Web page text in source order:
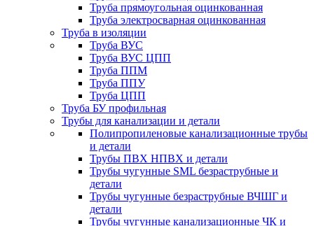
Труба прямоугольная оцинкованная
Труба электросварная оцинкованная
Труба в изоляции
Труба ВУС
Труба ВУС ЦПП
Труба ППМ
Труба ППУ
Труба ЦПП
Труба БУ профильная
Трубы для канализации и детали
Полипропиленовые канализационные трубы
и детали
Трубы ПВХ НПВХ и детали
Трубы чугунные SML безраструбные и
детали
Трубы чугунные безраструбные ВЧШГ и
детали
Трубы чугунные канализационные ЧК и